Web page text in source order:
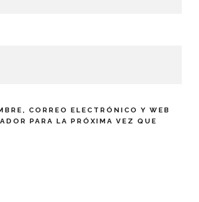
CORREO ELECTRÓNICO Y WEB
PARA LA PRÓXIMA VEZ QUE